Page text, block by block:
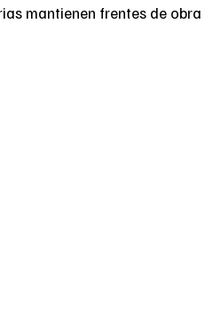
mantienen frentes de